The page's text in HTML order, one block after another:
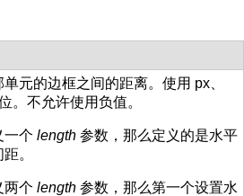
元的边框之间的距离。使用 px、
。不允许使用负值。
一个 length 参数，那么定义的是水平
。
两个 length 参数，那么第一个设置水